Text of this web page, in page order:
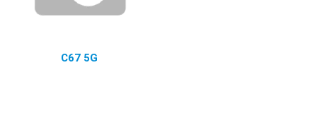
C67 5G